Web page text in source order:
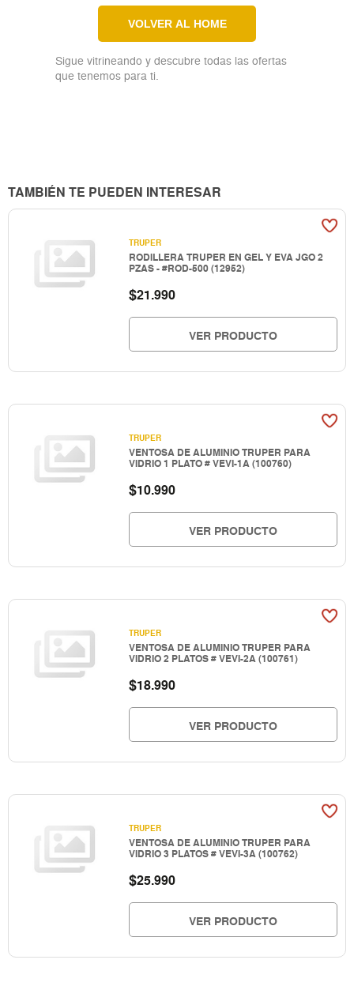
VOLVER AL HOME
Sigue vitrineando y descubre todas las ofertas
que tenemos para ti.
TAMBIÉN TE PUEDEN INTERESAR
TRUPER
RODILLERA TRUPER EN GEL Y EVA JGO 2
PZAS - #ROD-500 (12952)
$21.990
VER PRODUCTO
TRUPER
VENTOSA DE ALUMINIO TRUPER PARA
VIDRIO 1 PLATO # VEVI-1A (100760)
$10.990
VER PRODUCTO
TRUPER
VENTOSA DE ALUMINIO TRUPER PARA
VIDRIO 2 PLATOS # VEVI-2A (100761)
$18.990
VER PRODUCTO
TRUPER
VENTOSA DE ALUMINIO TRUPER PARA
VIDRIO 3 PLATOS # VEVI-3A (100762)
$25.990
VER PRODUCTO